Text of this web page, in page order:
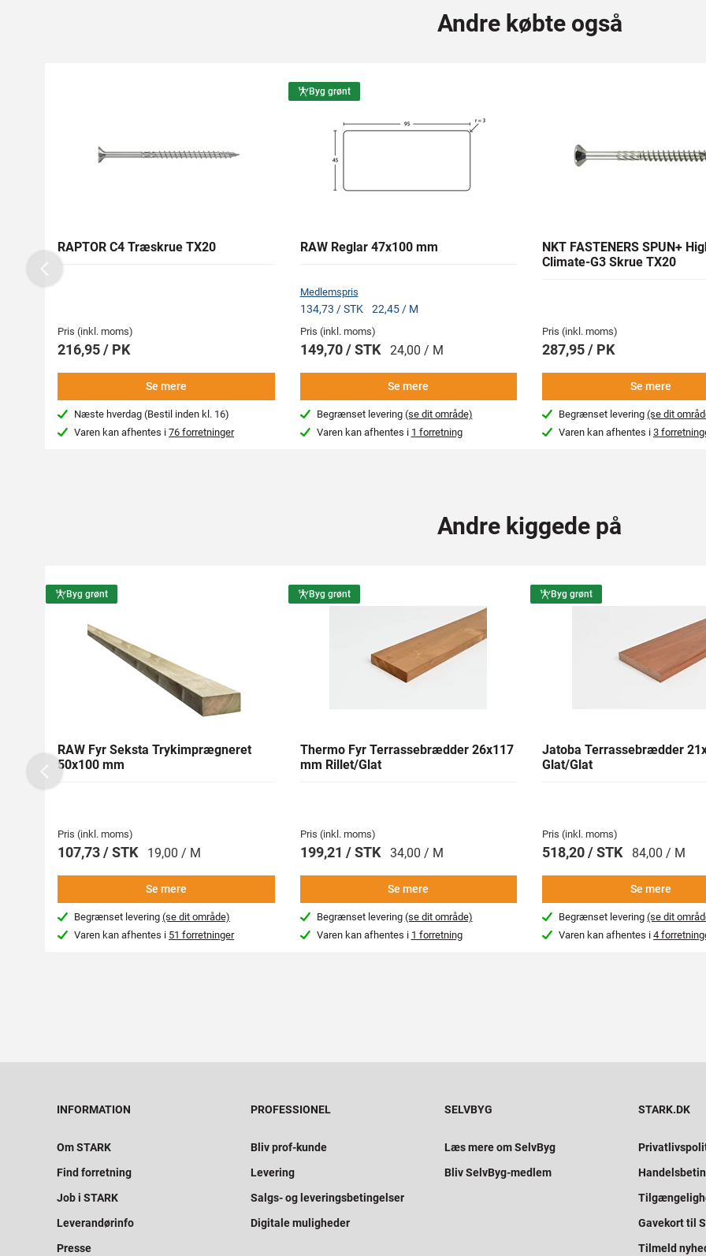
Andre købte også
RAPTOR C4 Træskrue TX20
Pris (inkl. moms)
216,95 / PK
Se mere
Næste hverdag (Bestil inden kl. 16)
Varen kan afhentes i76 forretninger
Byg grønt
RAW Reglar 47x100 mm
Medlemspris
134,73 / STK 22,45 / M
Pris (inkl. moms)
149,70 / STK 24,00 / M
Se mere
Begrænset levering (se dit område)
Varen kan afhentes i 1 forretning
NKT FASTENERS SPUN+
Climate-G3 Skrue TX20
Pris (inkl. moms)
287,95 / PK
Se mere
Begrænset levering(se dit
Varen kan afhentes i3
Previous
Andre kiggede på
Byg grønt
RAW Fyr Seksta Trykimprægneret
50x100 mm
Pris (inkl. moms)
107,73 / STK 19,00 / M
Se mere
Begrænset levering(se dit område)
Varen kan afhentes i 51 forretninger
Byg grønt
Thermo Fyr Terrassebrædder 26x117
mm Rillet/Glat
Pris (inkl. moms)
199,21 / STK 34,00 / M
Se mere
Begrænset levering (se dit område)
Varen kan afhentes i 1 forretning
Byg grønt
Jatoba Terrassebrædder
Glat/Glat
Pris (inkl. moms)
518,20 / STK 84,00 / M
Se mere
Begrænset levering(se dit
Varen kan afhentes i4
Previous
INFORMATION
Om STARK
Find forretning
Job i STARK
Leverandørinfo
Presse
PROFESSIONEL
Bliv prof-kunde
Levering
Salgs- og leveringsbetingelser
Digitale muligheder
SELVBYG
Læs mere om SelvByg
Bliv SelvByg-medlem
STARK.DK
Gavekort til
Tilmeld